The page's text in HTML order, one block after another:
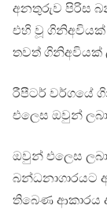
අනතුරුව පිරිස
එහි වූ ගිනිඅවියක්
තවත් ගිනිඅවියක්
රීපීටර් වර්ගයේ
එලෙස ඔවුන්
ඔවුන් එලෙස
බන්ධනාගාරයට
තිබෙණ ආකාරය